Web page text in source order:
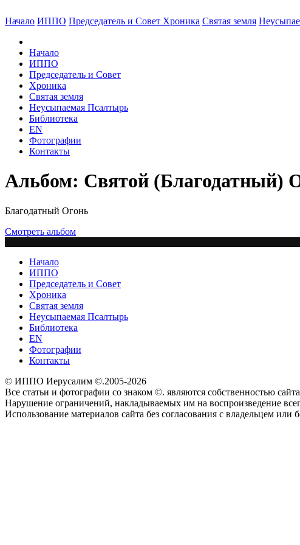
Начало ИППО Председатель и Совет Хроника Святая земля
Начало
ИППО
Председатель и Совет
Хроника
Святая земля
Неусыпаемая Псалтырь
Библиотека
EN
Фотографии
Контакты
Альбом: Святой (Благодатный)
Благодатный Огонь
Смотреть альбом
Начало
ИППО
Председатель и Совет
Хроника
Святая земля
Неусыпаемая Псалтырь
Библиотека
EN
Фотографии
Контакты
© ИППО Иерусалим ©.2005-2026
Все статьи и фотографии со знаком ©. являются собственностью
Нарушение ограничений, накладываемых им на воспроизведение
Использование материалов сайта без согласования с владельцем